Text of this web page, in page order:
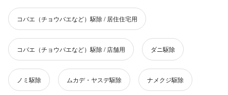
コバエ（チョウバエなど）駆除 / 居住住宅用
コバエ（チョウバエなど）駆除 / 店舗用 ダニ駆除
ノミ駆除 ムカデ・ヤスデ駆除 ナメクジ駆除